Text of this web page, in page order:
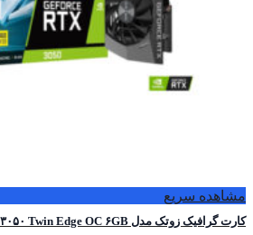
مشاهده سریع
کارت گرافیک زوتک مدل RTX ۳۰۵۰ Twin Edge OC ۶GB